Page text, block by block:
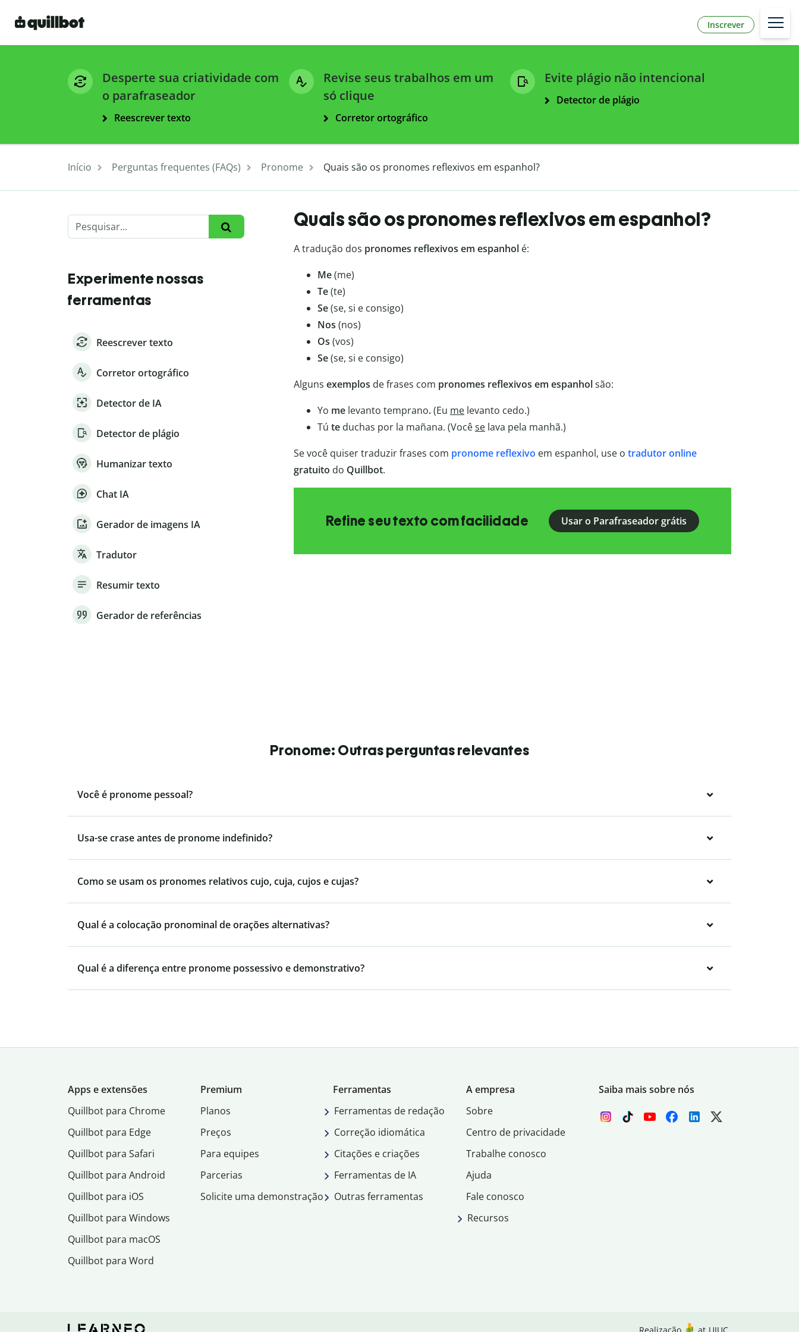
Inscrever
Desperte sua criatividade com
o parafraseador
Reescrever texto
Revise seus trabalhos em um
só clique
Corretor ortográfico
Evite plágio não intencional
Detector de plágio
Início Perguntas frequentes (FAQs) Pronome Quais são os pronomes reflexivos em espanhol?
Experimente nossas
ferramentas
Reescrever texto
Corretor ortográfico
Detector de IA
Detector de plágio
Humanizar texto
Chat IA
Gerador de imagens IA
Tradutor
Resumir texto
Gerador de referências
Quais são os pronomes reflexivos em espanhol?
A tradução dos pronomes reflexivos em espanhol é:
Me(me)
Te(te)
Se(se, si e consigo)
Nos (nos)
Os (vos)
Se(se, si e consigo)
Alguns exemplos de frases com pronomes reflexivos em espanholsão:
Yo me levanto temprano.(Eu melevanto cedo.)
Tú te duchas por la mañana. (Vocêselava pela manhã.)
Se você quiser traduzir frases com pronome reflexivo em espanhol, use o tradutor online
gratuito do Quillbot.
Refine seu texto com facilidade Usar o Parafraseador grátis
Pronome: Outras perguntas relevantes
Você é pronome pessoal?
Usa-se crase antes de pronome indefinido?
Como se usam os pronomes relativos cujo, cuja, cujos e cujas?
Qual é a colocação pronominal de orações alternativas?
Qual é a diferença entre pronome possessivo e demonstrativo?
Apps e extensões
Quillbot para Chrome
Quillbot para Edge
Quillbot para Safari
Quillbot para Android
Quillbot para iOS
Quillbot para Windows
Quillbot para macOS
Quillbot para Word
Premium
Planos
Preços
Para equipes
Parcerias
Solicite uma demonstração
Ferramentas
Ferramentas de redação
Correção idiomática
Citações e criações
Ferramentas de IA
Outras ferramentas
A empresa
Sobre
Centro de privacidade
Trabalhe conosco
Ajuda
Fale conosco
Recursos
Saiba mais sobre nós